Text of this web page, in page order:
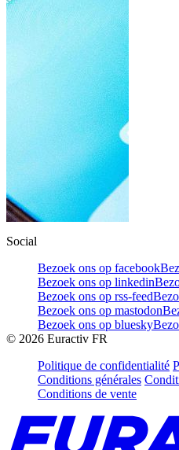
Social
Bezoek ons op facebook
Bezoek ons op linkedin
Bezoek ons op rss-feed
Bezoek ons op mastodon
Bezoek ons op bluesky
© 2026 Euractiv FR
Politique de confidentialité
Conditions générales
Conditions de vente